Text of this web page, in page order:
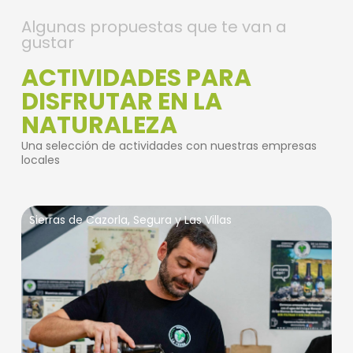
Algunas propuestas que te van a
gustar
ACTIVIDADES PARA
DISFRUTAR EN LA
NATURALEZA
Una selección de actividades con nuestras empresas
locales
Sierras de Cazorla, Segura y Las Villas